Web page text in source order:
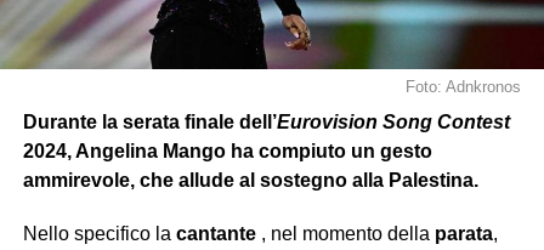
Foto: Adnkronos
Durante la serata finale dell’Eurovision Song Contest
2024, Angelina Mango ha compiuto un gesto
ammirevole, che allude al sostegno alla Palestina.
Nello specifico la cantante, nel momento della parata,